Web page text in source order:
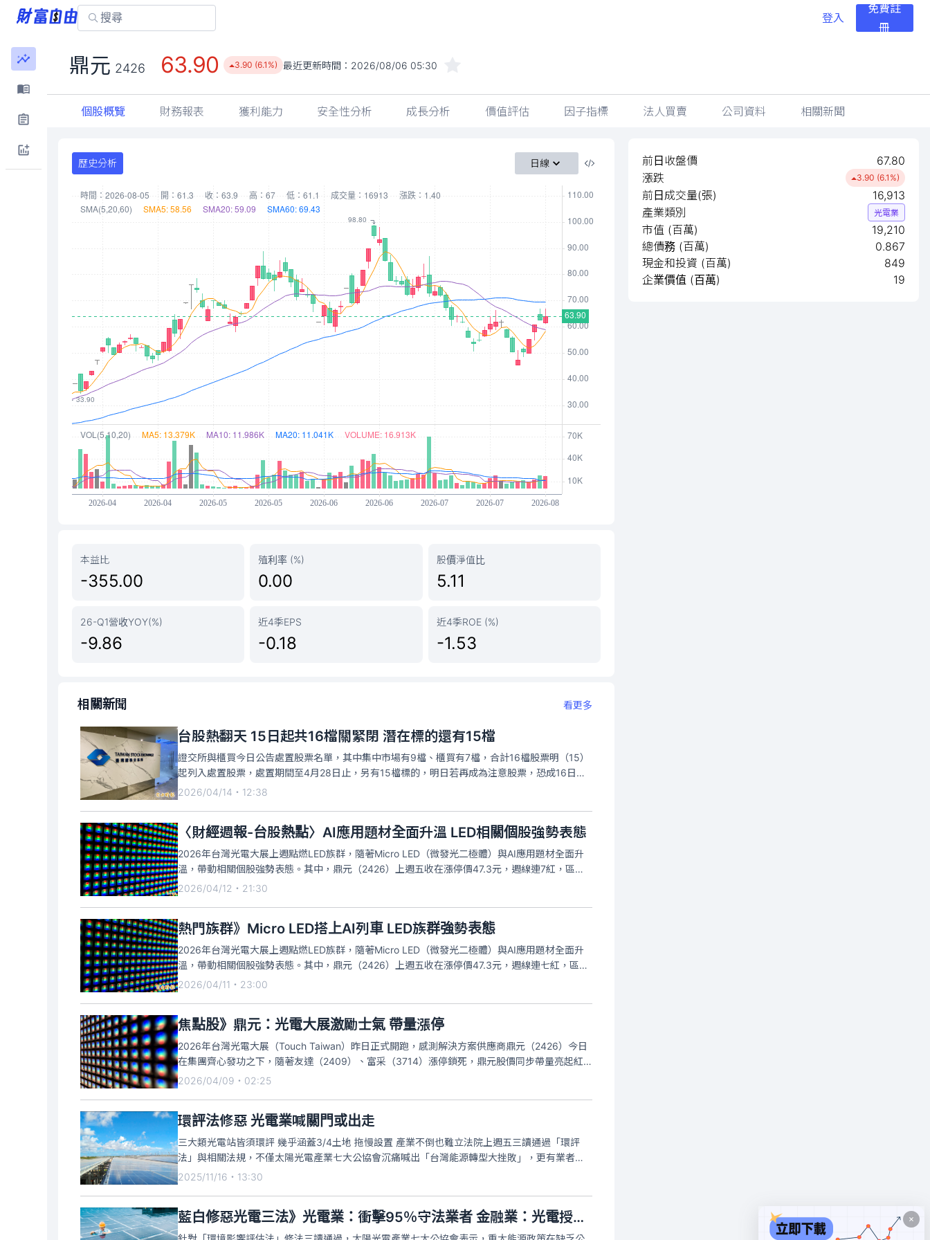
登入
免費註
冊
鼎元 2426 63.90 3.90 (6.1%) 最近更新時間： 2026/08/06 05:30
個股概覽 財務報表 獲利能力 安全性分析 成長分析 價值評估 因子指標 法人買賣 公司資料 相關新聞
歷史分析 日線
本益比
-355.00
殖利率 (%)
0.00
股價淨值比
5.11
26-Q1營收YOY(%)
-9.86
近4季EPS
-0.18
近4季ROE (%)
-1.53
相關新聞 看更多
台股熱翻天 15日起共16檔關緊閉 潛在標的還有15檔
證交所與櫃買今日公告處置股票名單，其中集中市場有9檔、櫃買有7檔，合計16檔股票明（15）
起列入處置股票，處置期間至4月28日止，另有15檔標的，明日若再成為注意股票，恐成16日起
的潛在處置股票標的。根據證交所公告，集中市場15日起列為處置股票的分別是鼎元、志聖、一
2026/04/14・12:38
〈財經週報-台股熱點〉AI應用題材全面升溫 LED相關個股強勢表態
2026年台灣光電大展上週點燃LED族群，隨著Micro LED（微發光二極體）與AI應用題材全面升
溫，帶動相關個股強勢表態。其中，鼎元（2426）上週五收在漲停價47.3元，週線連7紅，區間
漲幅高達153.6%；光鋐（4956）與榮創（3437）上週分別上漲8.64%、8.62%，艾笛森
2026/04/12・21:30
熱門族群》Micro LED搭上AI列車 LED族群強勢表態
2026年台灣光電大展上週點燃LED族群，隨著Micro LED（微發光二極體）與AI應用題材全面升
溫，帶動相關個股強勢表態。其中，鼎元（2426）上週五收在漲停價47.3元，週線連七紅，區間
漲幅高達153.6%；光鋐（4956）與榮創（3437）上週分別上漲8.64%、8.62%，艾笛森
2026/04/11・23:00
焦點股》鼎元：光電大展激勵士氣 帶量漲停
2026年台灣光電大展（Touch Taiwan）昨日正式開跑，感測解決方案供應商鼎元（2426）今日
在集團齊心發功之下，隨著友達（2409）、富采（3714）漲停鎖死，鼎元股價同步帶量亮起紅
燈，截至上午10時8分暫報漲停價43元，成交量2萬1341張，尚有1萬0209張漲停價委買單尚未
2026/04/09・02:25
環評法修惡 光電業喊關門或出走
三大類光電站皆須環評 幾乎涵蓋3/4土地 拖慢設置 產業不倒也難立法院上週五三讀通過「環評
法」與相關法規，不僅太陽光電產業七大公協會沉痛喊出「台灣能源轉型大挫敗」，更有業者私
下表示，這等於逼光電業者只有兩條路可選，不是出走、就是關門，產業淪為政治鬥爭下的犧牲
2025/11/16・13:30
藍白修惡光電三法》光電業：衝擊95％守法業者 金融業：光電授信先喊停
前日收盤價
67.80
漲跌
3.90 (6.1%)
前日成交量(張)
16,913
產業類別
光電業
市值 (百萬)
19,210
總債務 (百萬)
0.867
現金和投資 (百萬)
849
企業價值 (百萬)
19